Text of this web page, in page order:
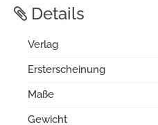
Details
Verlag
Ersterscheinung
Maße
Gewicht